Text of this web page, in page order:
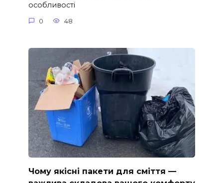
особливості
0 48
Чому якісні пакети для сміття —